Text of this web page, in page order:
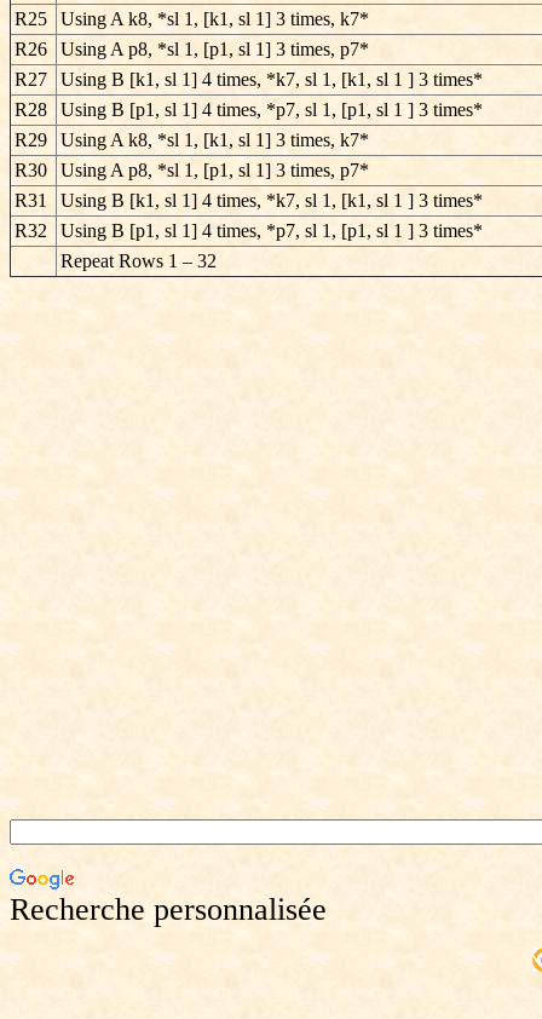
R25
Using A k8, *sl 1, [k1, sl 1] 3 times, k7*
R26
Using A p8, *sl 1, [p1, sl 1] 3 times, p7*
R27
Using B [k1, sl 1] 4 times, *k7, sl 1, [k1, sl 1 ] 3 times*
R28
Using B [p1, sl 1] 4 times, *p7, sl 1, [p1, sl 1 ] 3 times*
R29
Using A k8, *sl 1, [k1, sl 1] 3 times, k7*
R30
Using A p8, *sl 1, [p1, sl 1] 3 times, p7*
R31
Using B [k1, sl 1] 4 times, *k7, sl 1, [k1, sl 1 ] 3 times*
R32
Using B [p1, sl 1] 4 times, *p7, sl 1, [p1, sl 1 ] 3 times*
Repeat Rows 1 – 32
Recherche personnalisée